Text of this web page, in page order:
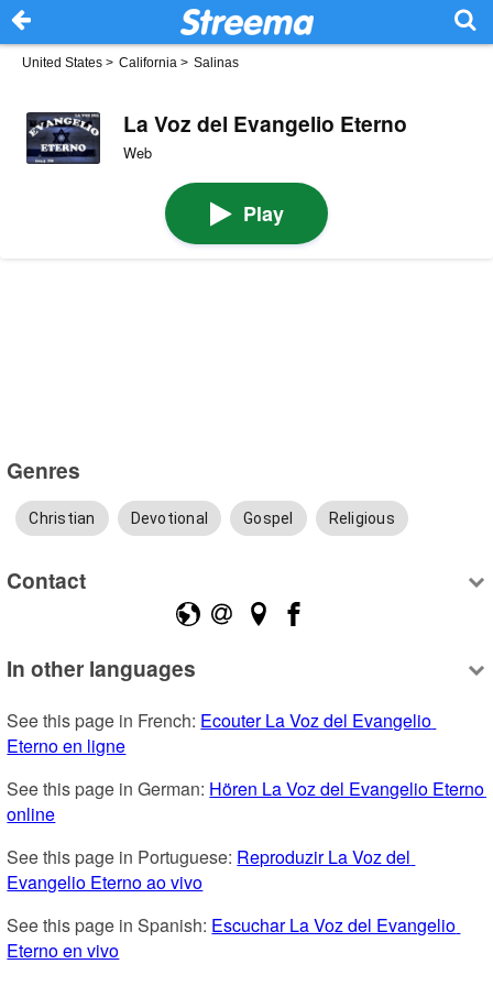
United States > California > Salinas
La Voz del Evangelio Eterno
Web
Play
Genres
Christian Devotional Gospel Religious
Contact
In other languages
See this page in French: Ecouter La Voz del Evangelio
Eterno en ligne
See this page in German: Hören La Voz del Evangelio Eterno
online
See this page in Portuguese: Reproduzir La Voz del
Evangelio Eterno ao vivo
See this page in Spanish: Escuchar La Voz del Evangelio
Eterno en vivo